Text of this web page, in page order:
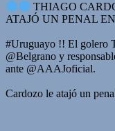
THIAGO
ATAJÓ UN PENAL
#Uruguayo !! El golero
@Belgrano y
ante @AAAJoficial.
Cardozo le atajó un